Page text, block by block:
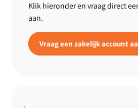
Klik hieronder en vraag direct
aan.
Vraag een zakelijk account